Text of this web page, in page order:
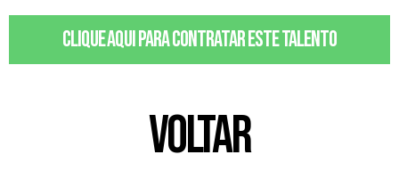
Clique aqui para contratar este talento
VOLTAR